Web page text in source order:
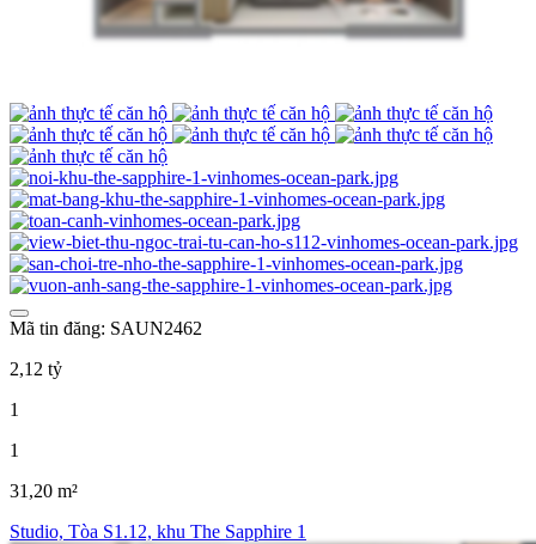
Mã tin đăng: SAUN2462
2,12 tỷ
1
1
31,20 m²
Studio, Tòa S1.12, khu The Sapphire 1